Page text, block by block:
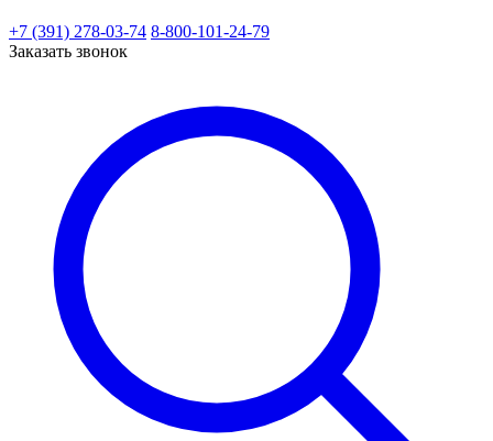
+7 (391) 278-03-74 8-800-101-24-79
Заказать звонок